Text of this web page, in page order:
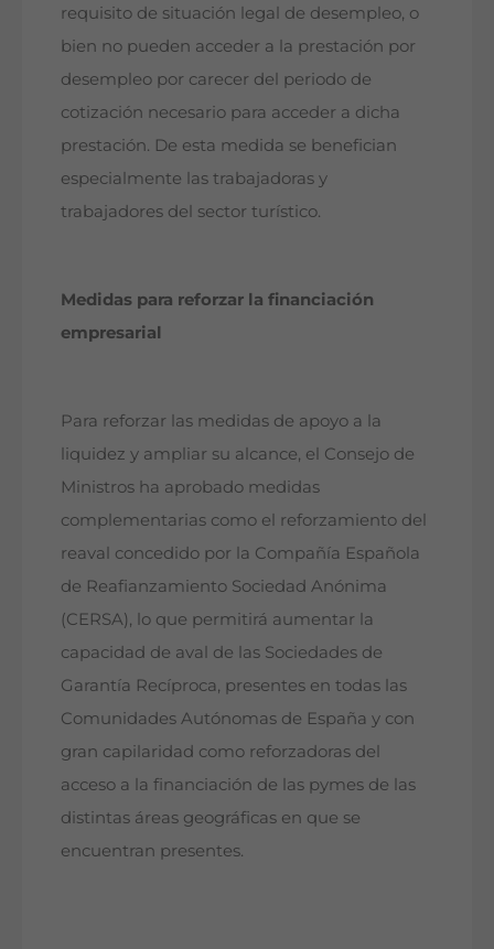
requisito de situación legal de desempleo, o
bien no pueden acceder a la prestación por
desempleo por carecer del periodo de
cotización necesario para acceder a dicha
prestación. De esta medida se benefician
especialmente las trabajadoras y
trabajadores del sector turístico.
Medidas para reforzar la financiación
empresarial
Para reforzar las medidas de apoyo a la
liquidez y ampliar su alcance, el Consejo de
Ministros ha aprobado medidas
complementarias como el reforzamiento del
reaval concedido por la Compañía Española
de Reafianzamiento Sociedad Anónima
(CERSA), lo que permitirá aumentar la
capacidad de aval de las Sociedades de
Garantía Recíproca, presentes en todas las
Comunidades Autónomas de España y con
gran capilaridad como reforzadoras del
acceso a la financiación de las pymes de las
distintas áreas geográficas en que se
encuentran presentes.